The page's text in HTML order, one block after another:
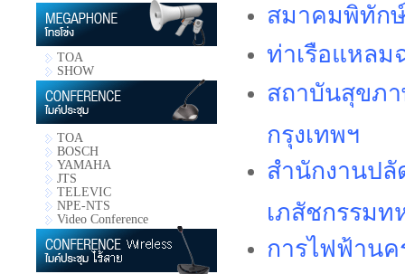
TOA
SHOW
TOA
BOSCH
YAMAHA
JTS
TELEVIC
NPE-NTS
Video Conference
สมาคมพิทัก
ท่าเรือแห
สถาบันสุขภ
กรุงเทพฯ
สำนักงานปลั
เภสัชกรรมท
การไฟฟ้านค